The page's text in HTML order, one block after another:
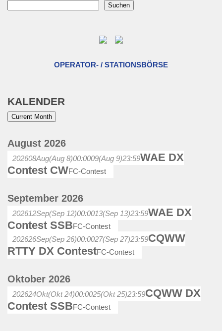
Suchen
OPERATOR- / STATIONSBÖRSE
KALENDER
Current Month
August 2026
202608Aug(Aug 8)00:0009(Aug 9)23:59WAE DX
Contest CWFC-Contest
September 2026
202612Sep(Sep 12)00:0013(Sep 13)23:59WAE DX
Contest SSBFC-Contest
202626Sep(Sep 26)00:0027(Sep 27)23:59CQWW
RTTY DX ContestFC-Contest
Oktober 2026
202624Okt(Okt 24)00:0025(Okt 25)23:59CQWW DX
Contest SSBFC-Contest